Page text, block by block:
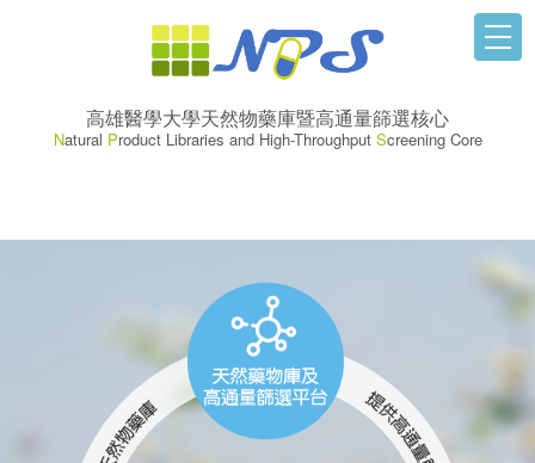
高雄醫學大學天然物藥庫暨高通量篩選核心
Natural Product Libraries and High-Throughput Screening Core